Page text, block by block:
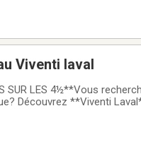
45ans + au Viventi laval
SUR LES 4½**Vous
Découvrez **Viventi